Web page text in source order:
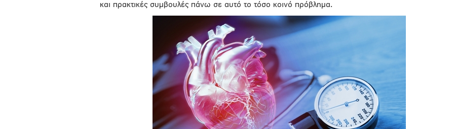
και πρακτικές συμβουλές πάνω σε αυτό το τόσο κοινό πρόβλημα.